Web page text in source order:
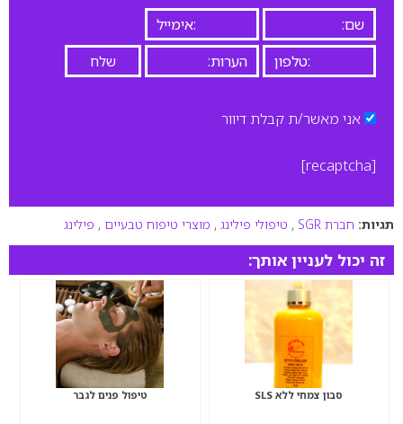
אני מאשר/ת קבלת דיוור
[recaptcha]
תגיות: חברת SGR , טיפולי פילינג , מוצרי טיפוח טבעיים , פילינג
זה יכול לעניין אותך:
סבון צמחי ללא SLS טיפול פנים לגבר